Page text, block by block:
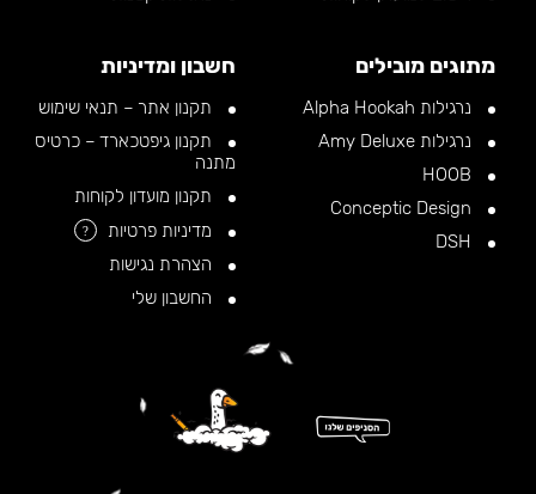
מתוגים מובילים
נרגילות Alpha Hookah
נרגילות Amy Deluxe
חשבון ומדיניות
תקנון אתר – תנאי שימוש
תקנון גיפטכארד – כרטיס
מתנה
תקנון מועדון לקוחות
מדיניות פרטיות
?
הצהרת נגישות
החשבון שלי